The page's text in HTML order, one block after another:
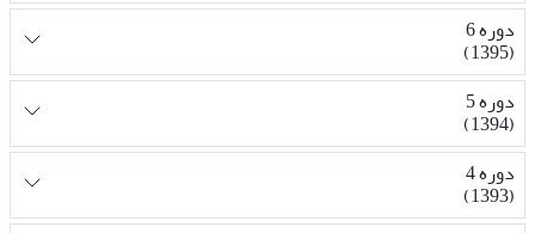
دوره 6
(1395)
دوره 5
(1394)
دوره 4
(1393)